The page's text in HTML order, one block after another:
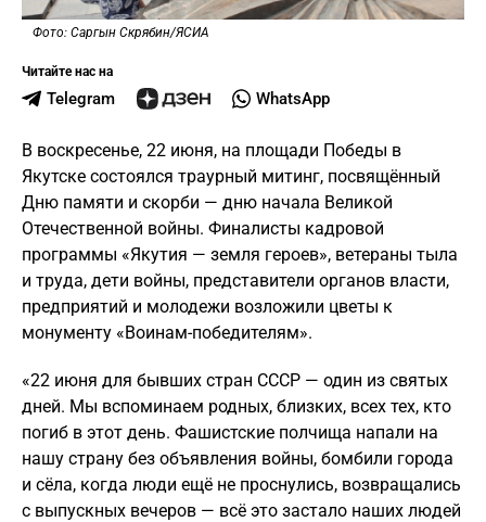
Фото: Саргын Скрябин/ЯСИА
Читайте нас на
Telegram WhatsApp
В воскресенье, 22 июня, на площади Победы в
Якутске состоялся траурный митинг, посвящённый
Дню памяти и скорби — дню начала Великой
Отечественной войны. Финалисты кадровой
программы «Якутия — земля героев», ветераны тыла
и труда, дети войны, представители органов власти,
предприятий и молодежи возложили цветы к
монументу «Воинам-победителям».
«22 июня для бывших стран СССР — один из святых
дней. Мы вспоминаем родных, близких, всех тех, кто
погиб в этот день. Фашистские полчища напали на
нашу страну без объявления войны, бомбили города
и сёла, когда люди ещё не проснулись, возвращались
с выпускных вечеров — всё это застало наших людей